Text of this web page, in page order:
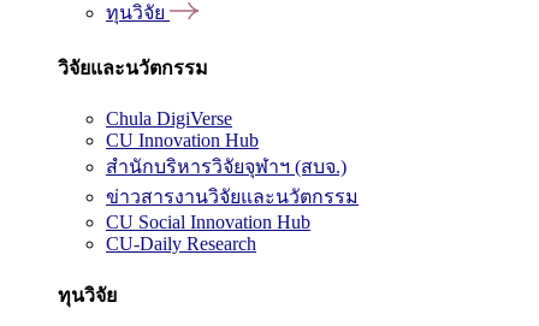
ทุนวิจัย
วิจัยและนวัตกรรม
Chula DigiVerse
CU Innovation Hub
สำนักบริหารวิจัยจุฬาฯ (สบจ.)
ข่าวสารงานวิจัยและนวัตกรรม
CU Social Innovation Hub
CU-Daily Research
ทุนวิจัย